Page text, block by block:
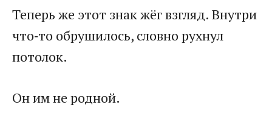
Теперь же этот знак жёг взгляд. Внутри
что‑то обрушилось, словно рухнул
потолок.
Он им не родной.